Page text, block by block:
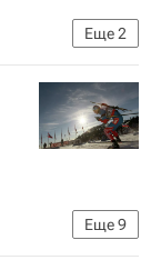
Еще2
Еще9
Чемпионат Европы-2017 по биатлону, Польша, 25-29 января